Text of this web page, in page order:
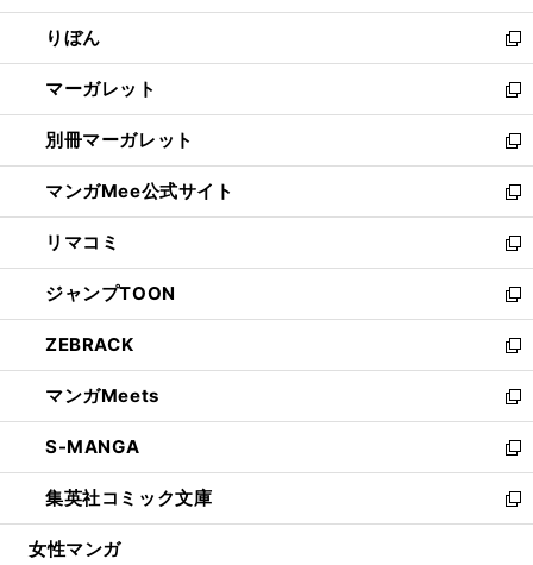
開
く
ウ
で
開
く
ン
ド
ウ
で
開
く
ウ
ィ
ン
ド
ウ
で
開
く
りぼん
新
し
い
ウ
ィ
ン
ド
ウ
で
開
く
マーガレット
新
し
い
ウ
ィ
ン
ド
ウ
で
開
く
別冊マーガレット
新
し
い
ウ
ィ
ン
ド
ウ
で
開
く
マンガMee公式サイト
新
し
い
ウ
ィ
ン
ド
ウ
で
開
く
リマコミ
新
し
い
ウ
ィ
ン
ド
ウ
で
開
く
ジャンプTOON
新
し
い
ウ
ィ
ン
ド
ウ
で
開
ZEBRACK
新
し
い
ウ
ィ
ン
ド
ウ
マンガMeets
新
し
い
ウ
ィ
ン
S-MANGA
新
し
い
ウ
集英社コミック文庫
新
し
女性マンガ